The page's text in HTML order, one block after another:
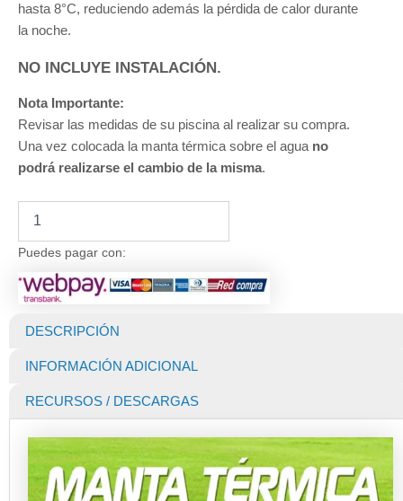
hasta 8°C, reduciendo además la pérdida de calor durante
la noche.
NO INCLUYE INSTALACIÓN.
Nota Importante:
Revisar las medidas de su piscina al realizar su compra.
Una vez colocada la manta térmica sobre el agua no
podrá realizarse el cambio de la misma.
Térmica
para
Premium
EcoBubble
Micras
Blue
de
MTS
cantidad
Puedes pagar con:
DESCRIPCIÓN
INFORMACIÓN ADICIONAL
RECURSOS / DESCARGAS